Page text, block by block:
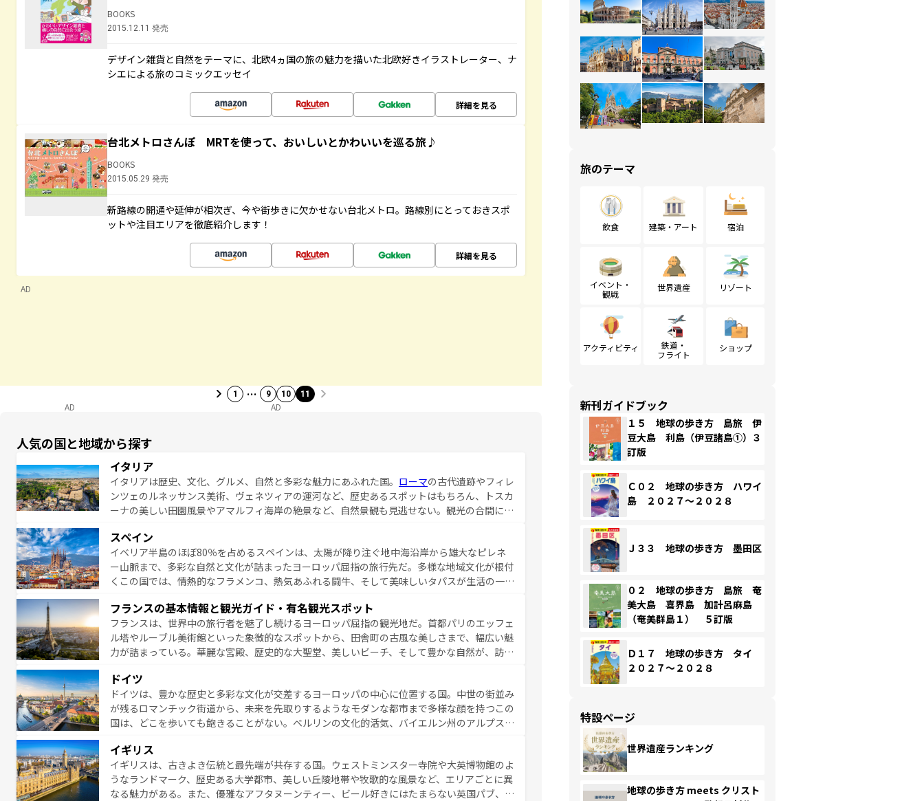
BOOKS
2015.12.11 発売
デザイン雑貨と自然をテーマに、北欧4ヵ国の旅の魅力を描いた北欧好きイラストレーター、ナ
シエによる旅のコミックエッセイ
詳細を見る
台北メトロさんぽ MRTを使って、おいしいとかわいいを巡る旅♪
BOOKS
2015.05.29 発売
新路線の開通や延伸が相次ぎ、今や街歩きに欠かせない台北メトロ。路線別にとっておきスポ
ットや注目エリアを徹底紹介します！
詳細を見る
AD
1 … 9 10 11
AD AD
人気の国と地域から探す
イタリア
イタリアは歴史、文化、グルメ、自然と多彩な魅力にあふれた国。 ローマの古代遺跡やフィレ
ンツェのルネッサンス美術、ヴェネツィアの運河など、歴史あるスポットはもちろん、トスカ
ーナの美しい田園風景やアマルフィ海岸の絶景など、自然景観も見逃せない。観光の合間に
夜眠るまで、すべての瞬間を楽しませてくれるイタリアで、忘れられない旅をしてみよう！
なお、新着のイタリア情報はコンテンツ一覧を参照してほしい。
スペイン
イベリア半島のほぼ80％を占めるスペインは、太陽が降り注ぐ地中海沿岸から雄大なピレネ
ー山脈まで、多彩な自然と文化が詰まったヨーロッパ屈指の旅行先だ。多様な地域文化が根付
くこの国では、情熱的なフラメンコ、熱気あふれる闘牛、そして美味しいタパスが生活の一部
ら、地方では古代ローマ遺跡や中世の城塞都市、穏やかなビーチリゾートまで多彩な表情を見
せる。地方によって風土や気候が異なるスペインはその個性で訪れる人を魅了する。 なお、
新着のスペイン情報はコンテンツ一覧を参照してほしい。
フランスの基本情報と観光ガイド・有名観光スポット
フランスは、世界中の旅行者を魅了し続けるヨーロッパ屈指の観光地だ。首都パリのエッフェ
ル塔やルーブル美術館といった象徴的なスポットから、田舎町の古風な美しさまで、幅広い魅
力が詰まっている。華麗な宮殿、歴史的な大聖堂、美しいビーチ、そして豊かな自然が、訪れ
無形文化遺産にも登録されている。シャンパンの発祥地であるランス、プロヴァンスの香り高
いラベンダー畑など、多彩な楽しみ方が可能だ。さらに、パリ以外の地域にも魅力が溢れてお
り、どの街角にも豊かな歴史と文化が息づいている。パリ以外の個性あふれる地方に足を運ぶ
とそれぞれで全く異なる文化を体験できるだろう。 なお、新着のフランス情報はコンテンツ
ドイツ
ドイツは、豊かな歴史と多彩な文化が交差するヨーロッパの中心に位置する国。中世の街並み
が残るロマンチック街道から、未来を先取りするようなモダンな都市まで多様な顔を持つこの
国は、どこを歩いても飽きることがない。ベルリンの文化的活気、バイエルン州のアルプスの
ら地元の人と過ごす楽しい時間は、お酒好きな人にはぜひ体験してほしい。 なお、新着のド
イツ情報はコンテンツ一覧を参照してほしい。
イギリス
イギリスは、古きよき伝統と最先端が共存する国。ウェストミンスター寺院や大英博物館のよ
うなランドマーク、歴史ある大学都市、美しい丘陵地帯や牧歌的な風景など、エリアごとに異
なる魅力がある。また、優雅なアフタヌーンティー、ビール好きにはたまらない英国パブ、サ
旅のテーマ
飲食 建築・アート 宿泊
イベント・
観戦
世界遺産 リゾート
アクティビティ
鉄道・
フライト
ショップ
新刊ガイドブック
１５ 地球の歩き方 島旅 伊
豆大島 利島（伊豆諸島①）３
訂版
Ｃ０２ 地球の歩き方 ハワイ
島 ２０２７～２０２８
Ｊ３３ 地球の歩き方 墨田区
０２ 地球の歩き方 島旅 奄
美大島 喜界島 加計呂麻島
（奄美群島１） ５訂版
Ｄ１７ 地球の歩き方 タイ
２０２７～２０２８
特設ページ
世界遺産ランキング
地球の歩き方 meets クリスト